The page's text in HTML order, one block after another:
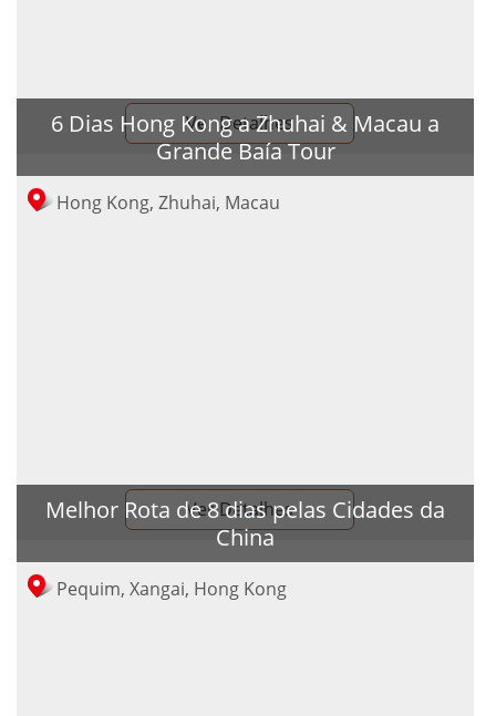
Ver Detalhes
6 Dias Hong Kong a Zhuhai & Macau a
Grande Baía Tour
Hong Kong, Zhuhai, Macau
Ver Detalhes
Melhor Rota de 8 dias pelas Cidades da
China
Pequim, Xangai, Hong Kong